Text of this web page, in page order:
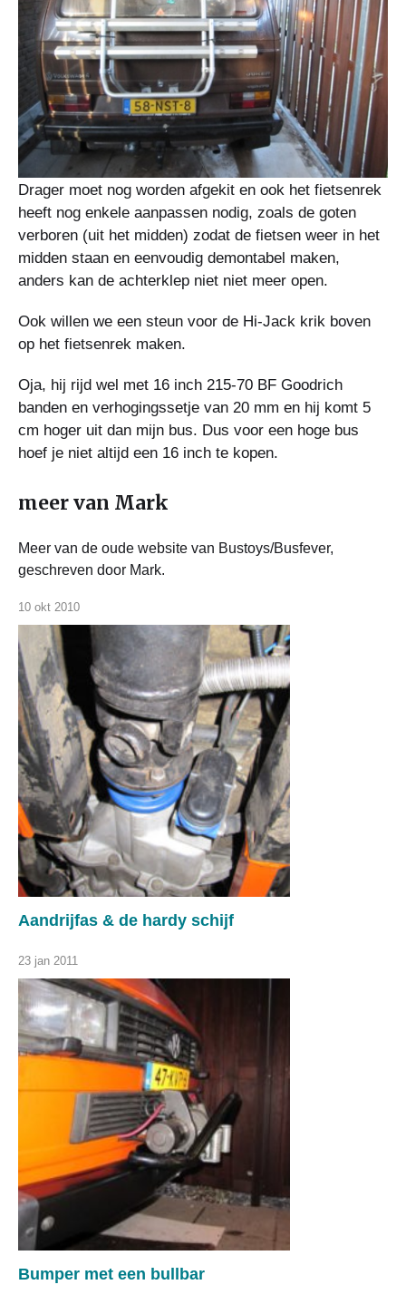
Drager moet nog worden afgekit en ook het fietsenrek
heeft nog enkele aanpassen nodig, zoals de goten
verboren (uit het midden) zodat de fietsen weer in het
midden staan en eenvoudig demontabel maken,
anders kan de achterklep niet niet meer open.
Ook willen we een steun voor de Hi-Jack krik boven
op het fietsenrek maken.
Oja, hij rijd wel met 16 inch 215-70 BF Goodrich
banden en verhogingssetje van 20 mm en hij komt 5
cm hoger uit dan mijn bus. Dus voor een hoge bus
hoef je niet altijd een 16 inch te kopen.
meer van Mark
Meer van de oude website van Bustoys/Busfever,
geschreven door Mark.
10 okt 2010
Aandrijfas & de hardy schijf
23 jan 2011
Bumper met een bullbar